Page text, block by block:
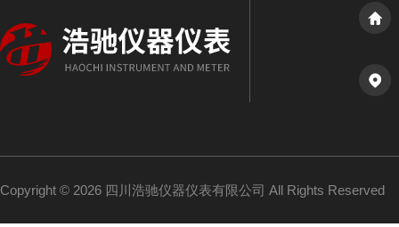
Copyright © 2026 四川浩驰仪器仪表有限公司 All Rights Reserved